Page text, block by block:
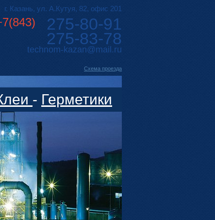
г. Казань, ул. А.Кутуя, 82, офис 201
275-80-91
275-83-78
technom-kazan@mail.ru
Cхема проезда
- Герметики